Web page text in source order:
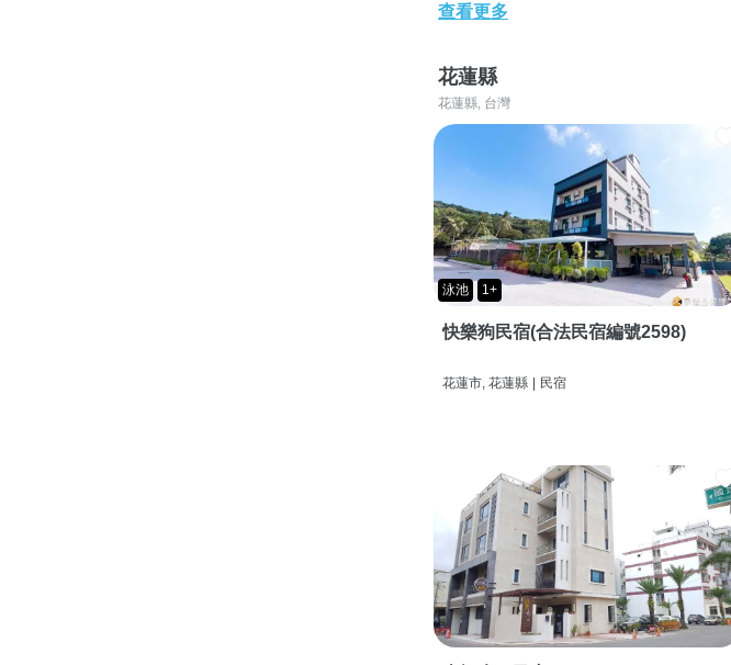
查看更多
花蓮縣
花蓮縣, 台灣
泳池 1+
快樂狗民宿(合法民宿編號2598)
花蓮市, 花蓮縣 | 民宿